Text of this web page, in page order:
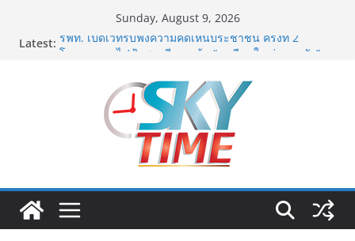
Sunday, August 9, 2026
Latest: รฟท. เปิดเวทีรับฟังความคิดเห็นประชาชน ครั้งที่ 2
เจบีซี มวยอาชีพแห่งญี่ปุ่น พร้อมสนับสนุนนักมวยชาวไทย
“เสี่ยนริส”แนะเพิ่มไฟท์แฟ็กซ์ เว็บรับรองสถิติมวย หลัง
บล็อกเล็ก ผิดพลาด
พิตบลู ศิษย์ทรายทอง กำปั้นดาวรุ่งวัย 15 ปีตัวแทน
จ.พะเยาควงกำปั้นชนะน็อค ณัฐพัฒน์ ทองไสล กำปั้นรุ่นพี่
วัย 19 ปีตัวแทน จ.สมุทรสาคร ผ่านเข้ารอบ 8 คนสุดท้าย
มวยรอบโกลบอลเฮ้าส์ สู่บัลลังก์โลก 108 ปอนด์ในศึก
มวยไทย SUPER CHAMP
ภารกิจตำรวจจราจรโครงการพระราชดำริ นำส่งอวัยวะ